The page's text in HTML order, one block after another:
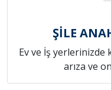
ŞİLE
Ev ve İş
arıza ve